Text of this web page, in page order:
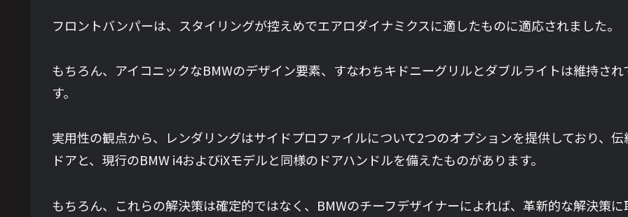
フロントバンパーは、スタイリングが控えめでエアロダイナミクスに適したものに適応されました。
もちろん、アイコニックなBMWのデザイン要素、すなわちキドニーグリルとダブルライトは維持さ
す。
実用性の観点から、レンダリングはサイドプロファイルについて2つのオプションを提供しており、
ドアと、現行のBMW i4およびiXモデルと同様のドアハンドルを備えたものがあります。
もちろん、これらの解決策は確定的ではなく、BMWのチーフデザイナーによれば、革新的な解決策に